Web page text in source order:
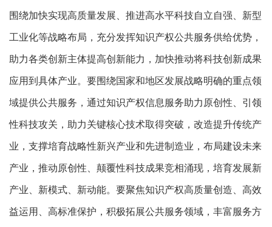
围绕加快实现高质量发展、推进高水平科技自立自强、新型
工业化等战略布局，充分发挥知识产权公共服务供给优势，
助力各类创新主体提高创新能力，加快推动将科技创新成果
应用到具体产业。要围绕国家和地区发展战略明确的重点领
域提供公共服务，通过知识产权信息服务助力原创性、引领
性科技攻关，助力关键核心技术取得突破，改造提升传统产
业，支撑培育战略性新兴产业和先进制造业，布局建设未来
产业，推动原创性、颠覆性科技成果竞相涌现，培育发展新
产业、新模式、新动能。要聚焦知识产权高质量创造、高效
益运用、高标准保护，积极拓展公共服务领域，丰富服务方